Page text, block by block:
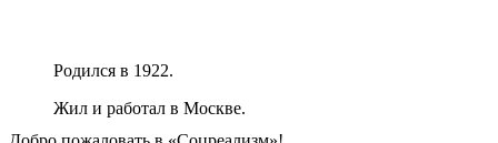
Родился в 1922.
Жил и работал в Москве.